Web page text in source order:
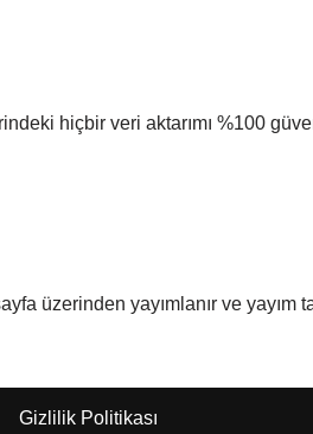
hiçbir veri aktarımı %100
üzerinden yayımlanır ve yayım
Gizlilik Politikası